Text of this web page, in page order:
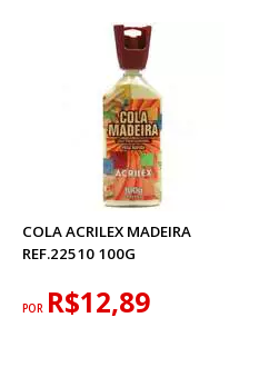
COLA ACRILEX MADEIRA
REF.22510 100G
POR R$12,89